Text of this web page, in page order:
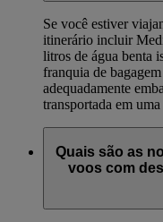
Se você estiver
itinerário incluir
litros de água benta
franquia de
adequadamente
transportada em
Quais são as
voos com